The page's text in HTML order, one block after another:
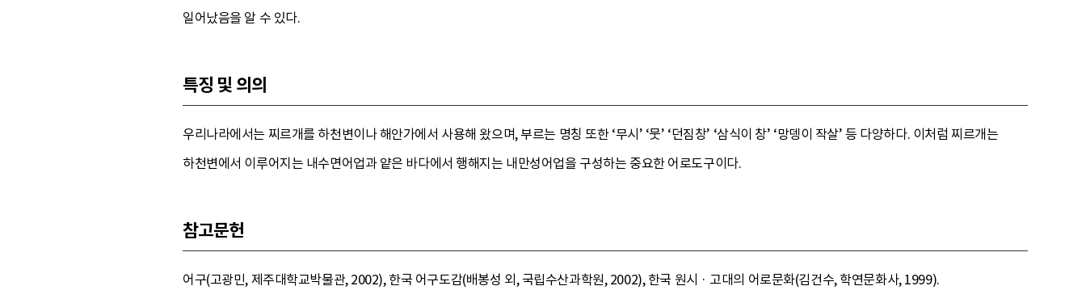
일어났음을 알 수 있다.
특징 및 의의
우리나라에서는 찌르개를 하천변이나 해안가에서 사용해 왔으며, 부르는 명칭 또한 ‘무시’ ‘뭇’ ‘던짐창’ ‘삼식이 창’ ‘망뎅이 작살’ 등 다양하다. 이처럼 찌르개는
하천변에서 이루어지는 내수면어업과 얕은 바다에서 행해지는 내만성어업을 구성하는 중요한 어로도구이다.
참고문헌
어구(고광민, 제주대학교박물관, 2002), 한국 어구도감(배봉성 외, 국립수산과학원, 2002), 한국 원시 · 고대의 어로문화(김건수, 학연문화사, 1999).